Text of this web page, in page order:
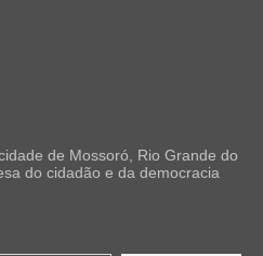
de Mossoró, Rio Grande do
do cidadão e da democracia